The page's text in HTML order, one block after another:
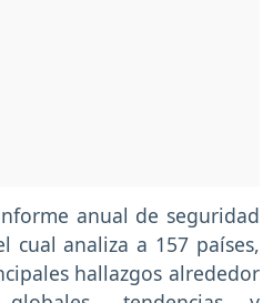
anual de seguridad
cual analiza a 157 países,
hallazgos alrededor